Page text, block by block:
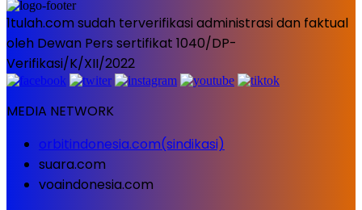
1tulah.com sudah terverifikasi administrasi dan faktual
oleh Dewan Pers sertifikat 1040/DP-
Verifikasi/K/XII/2022
MEDIA NETWORK
orbitindonesia.com(sindikasi)
suara.com
voaindonesia.com